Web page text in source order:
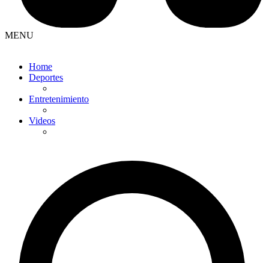
MENU
Home
Deportes
Entretenimiento
Videos